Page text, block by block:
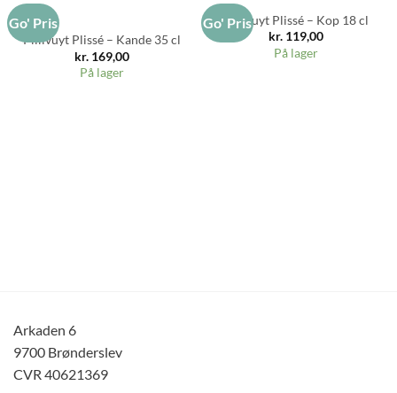
Go' Pris
Pillivuyt Plissé – Kande 35 cl
kr.169,00
På lager
Go' Pris
Pillivuyt Plissé – Kop 18 cl
kr.119,00
På lager
Arkaden 6
9700 Brønderslev
CVR 40621369